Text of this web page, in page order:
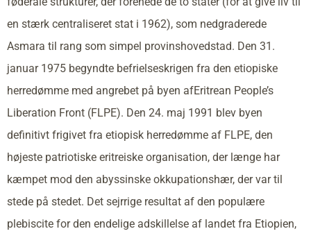
en stærk centraliseret stat i 1962), som nedgraderede
Asmara til rang som simpel provinshovedstad. Den 31.
januar 1975 begyndte befrielseskrigen fra den etiopiske
herredømme med angrebet på byen afEritrean People’s
Liberation Front (FLPE). Den 24. maj 1991 blev byen
definitivt frigivet fra etiopisk herredømme af FLPE, den
højeste patriotiske eritreiske organisation, der længe har
kæmpet mod den abyssinske okkupationshær, der var til
stede på stedet. Det sejrrige resultat af den populære
plebiscite for den endelige adskillelse af landet fra Etiopien,